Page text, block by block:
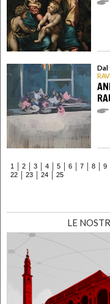
Dal
1 2 3 4 5 6 7 8 9
22
23 24
25
LE